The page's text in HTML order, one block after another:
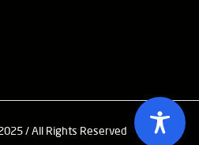
/ All Rights Reserved